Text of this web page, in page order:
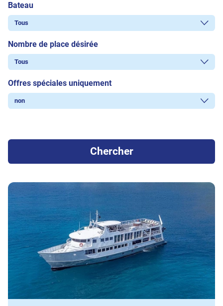
Bateau
Nombre de place désirée
Offres spéciales uniquement
Chercher